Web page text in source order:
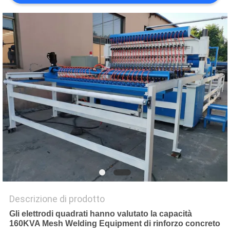
MAPPA
DEL
SITO
PRIVACY
POLICY
Descrizione di prodotto
Gli elettrodi quadrati hanno valutato la capacità
160KVA Mesh Welding Equipment di rinforzo concreto